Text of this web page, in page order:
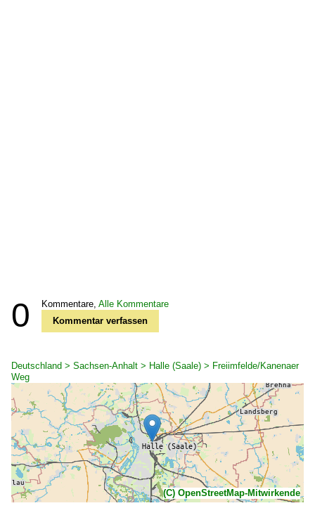
0 Kommentare, Alle Kommentare
Kommentar verfassen
Deutschland > Sachsen-Anhalt > Halle (Saale) > Freiimfelde/Kanenaer
Weg
(C) OpenStreetMap-Mitwirkende